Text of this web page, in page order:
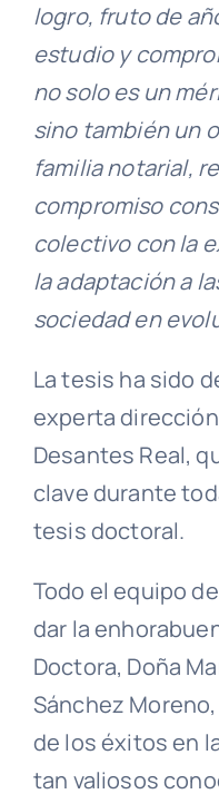
logro, fruto de
estudio y
no solo es un
sino también un
familia notarial,
compromiso
colectivo con la
la adaptación a
sociedad en
La tesis ha sido
experta dirección
Desantes Real,
clave durante
tesis doctoral.
Todo el equipo
dar la
Doctora, Doña
Sánchez
de los éxitos en
tan valiosos